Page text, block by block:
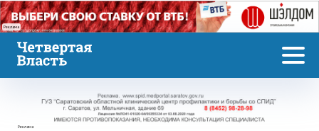
Реклама
Реклама